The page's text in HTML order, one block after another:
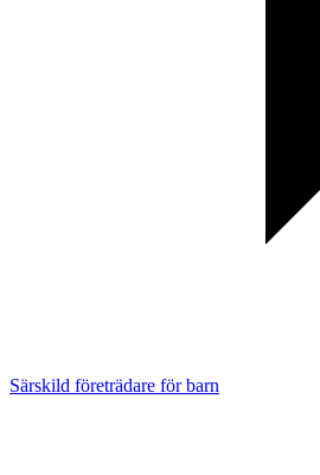
Särskild företrädare för barn